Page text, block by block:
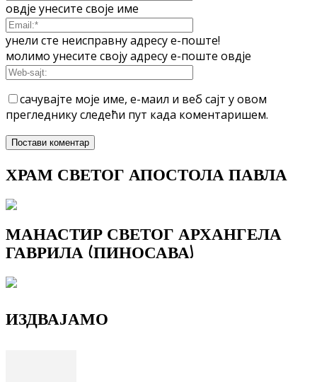
овдје унесите своје име
унели сте неисправну адресу е-поште!
молимо унесите своју адресу е-поште овдје
сачувајте моје име, е-маил и веб сајт у овом
прегледнику следећи пут када коментаришем.
ХРАМ СВЕТОГ АПОСТОЛА ПАВЛА
МАНАСТИР СВЕТОГ АРХАНГЕЛА
ГАВРИЛА (ПИНОСАВА)
ИЗДВАЈАМО